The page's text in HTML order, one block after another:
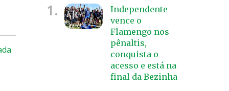
1.
Independente
vence o
Flamengo nos
pênaltis,
conquista o
acesso e está na
final da Bezinha